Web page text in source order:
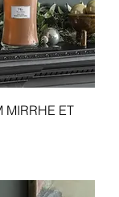
MIRRHE ET